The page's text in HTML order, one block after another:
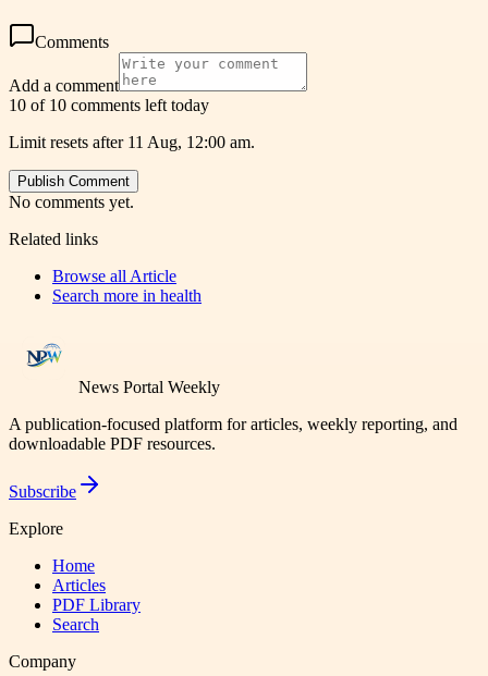
Comments
Add a comment
10 of 10 comments left today
Limit resets after 11 Aug, 12:00 am.
Publish Comment
No comments yet.
Related links
Browse all Article
Search more in health
News Portal Weekly
A publication-focused platform for articles, weekly reporting, and
downloadable PDF resources.
Subscribe
Explore
Home
Articles
PDF Library
Search
Company